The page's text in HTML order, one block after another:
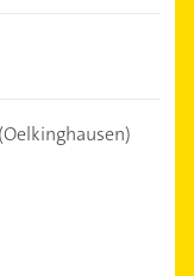
(Oelkinghausen)